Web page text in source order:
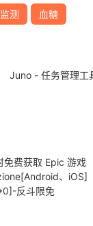
监测 血糖
Juno - 任务管理工